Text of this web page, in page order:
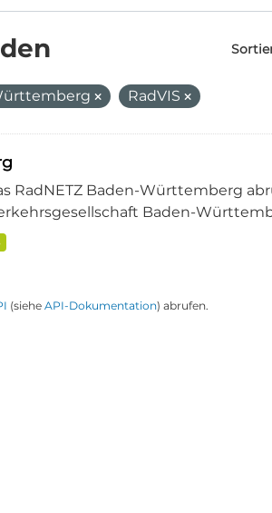
RadVIS
RadNETZ Baden-Württemberg
Baden-
(siehe API-Dokumentation) abrufen.